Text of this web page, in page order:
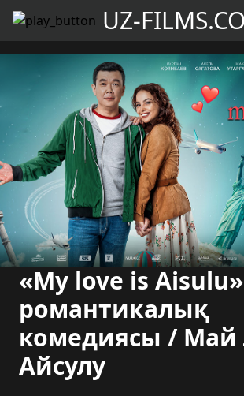
UZ-
«My love is Aisulu»
романтикалық
комедиясы / Май
Айсулу